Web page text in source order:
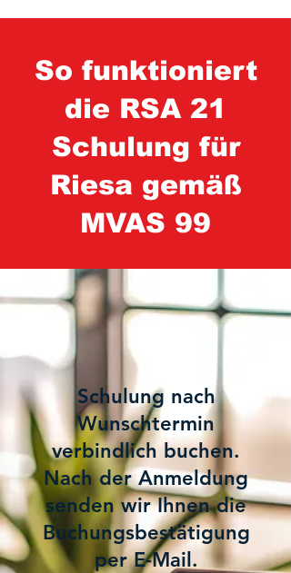
So funktioniert
die RSA 21
Schulung für
Riesa gemäß
MVAS 99
Schulung nach
Wunschtermin
verbindlich buchen.
Nach der Anmeldung
senden wir Ihnen die
Buchungsbestätigung
per E-Mail.